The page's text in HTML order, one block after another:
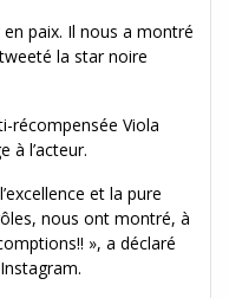
paix. Il nous a montré
la star noire
récompensée Viola
à l’acteur.
et la pure
nous ont montré, à
», a déclaré